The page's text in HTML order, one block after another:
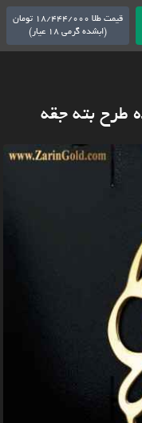
قیمت طلا 18/444/000 تومان
(ابشده گرمی 18 عیار)
طرح بته جقه